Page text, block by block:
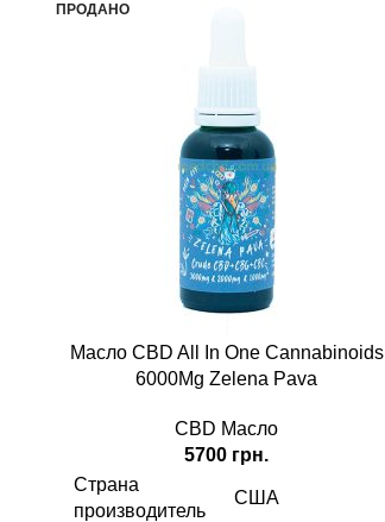
ПРОДАНО
Масло CBD All In One Cannabinoids
6000Mg Zelena Pava
CBD Масло
5700 грн.
Страна
производитель
США